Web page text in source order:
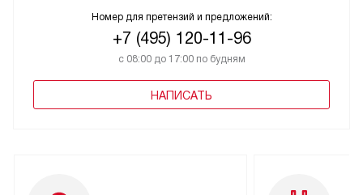
Номер для претензий и предложений:
+7 (495) 120-11-96
с 08:00 до 17:00 по будням
НАПИСАТЬ